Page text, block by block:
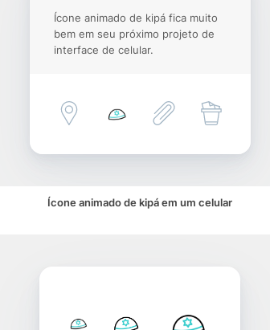
Ícone animado de kipá fica muito
bem em seu próximo projeto de
interface de celular.
Ícone animado de kipá em um celular